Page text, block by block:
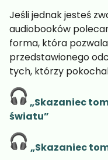
Jeśli jednak jesteś
audiobooków
forma, która
przedstawionego
tych, którzy
„Skazaniec
światu”
„Skazaniec